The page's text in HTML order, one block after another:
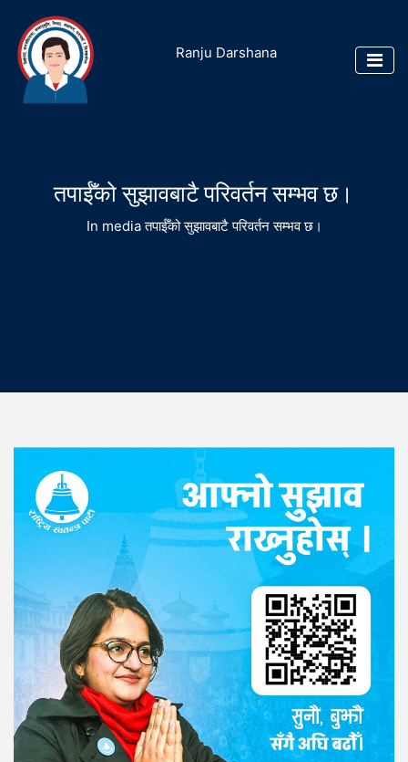
Ranju Darshana
तपाईँको सुझावबाटै परिवर्तन सम्भव छ।
In media तपाईँको सुझावबाटै परिवर्तन सम्भव छ।